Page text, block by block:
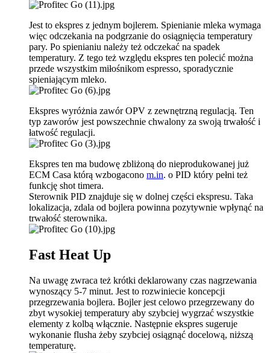
Jest to ekspres z jednym bojlerem. Spienianie mleka wymaga
więc odczekania na podgrzanie do osiągnięcia temperatury
pary. Po spienianiu należy też odczekać na spadek
temperatury. Z tego też względu ekspres ten polecić można
przede wszystkim miłośnikom espresso, sporadycznie
spieniającym mleko.
Ekspres wyróżnia zawór OPV z zewnętrzną regulacją. Ten
typ zaworów jest powszechnie chwalony za swoją trwałość i
łatwość regulacji.
Ekspres ten ma budowę zbliżoną do nieprodukowanej już
ECM Casa którą wzbogacono m.in. o PID który pełni też
funkcję shot timera.
Sterownik PID znajduje się w dolnej części ekspresu. Taka
lokalizacja, zdala od bojlera powinna pozytywnie wpłynąć na
trwałość sterownika.
Fast Heat Up
Na uwagę zwraca też krótki deklarowany czas nagrzewania
wynoszący 5-7 minut. Jest to rozwiniecie koncepcji
przegrzewania bojlera. Bojler jest celowo przegrzewany do
zbyt wysokiej temperatury aby szybciej wygrzać wszystkie
elementy z kolbą włącznie. Następnie ekspres sugeruje
wykonanie flusha żeby szybciej osiągnąć docelową, niższą
temperaturę.